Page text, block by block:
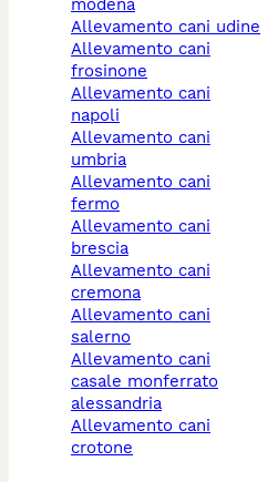
modena
allevamento cani udine
allevamento cani
frosinone
allevamento cani
napoli
allevamento cani
umbria
allevamento cani
fermo
allevamento cani
brescia
allevamento cani
cremona
allevamento cani
salerno
allevamento cani
casale monferrato
alessandria
allevamento cani
crotone